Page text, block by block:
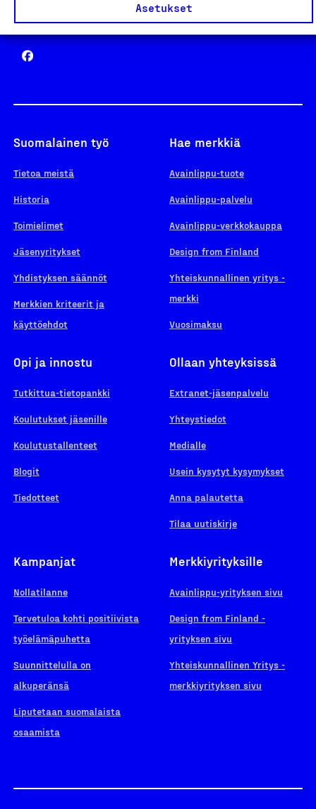
Asetukset
Yhteiskunnallinen Yritys -merkki
Suomalainen työ
Tietoa meistä
Historia
Toimielimet
Jäsenyritykset
Yhdistyksen säännöt
Merkkien kriteerit ja
käyttöehdot
Hae merkkiä
Avainlippu-tuote
Avainlippu-palvelu
Avainlippu-verkkokauppa
Design from Finland
Yhteiskunnallinen yritys -
merkki
Vuosimaksu
Opi ja innostu
Tutkittua-tietopankki
Koulutukset jäsenille
Koulutustallenteet
Blogit
Tiedotteet
Ollaan yhteyksissä
Extranet-jäsenpalvelu
Yhteystiedot
Medialle
Usein kysytyt kysymykset
Anna palautetta
Tilaa uutiskirje
Kampanjat
Nollatilanne
Tervetuloa kohti positiivista
työelämäpuhetta
Suunnittelulla on
alkuperänsä
Liputetaan suomalaista
osaamista
Merkkiyrityksille
Avainlippu-yrityksen sivu
Design from Finland -
yrityksen sivu
Yhteiskunnallinen Yritys -
merkkiyrityksen sivu